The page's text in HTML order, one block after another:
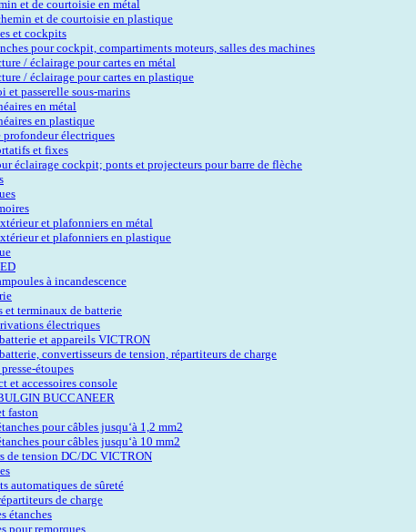
et de courtoisie en métal
et de courtoisie en plastique
et cockpits
pour cockpit, compartiments moteurs, salles des machines
/ éclairage pour cartes en métal
/ éclairage pour cartes en plastique
et passerelle sous-marins
en métal
en plastique
profondeur électriques
et fixes
éclairage cockpit; ponts et projecteurs pour barre de flèche
et plafonniers en métal
et plafonniers en plastique
à incandescence
et terminaux de batterie
électriques
et appareils VICTRON
convertisseurs de tension, répartiteurs de charge
étoupes
et accessoires console
BUCCANEER
faston
pour câbles jusqu‘à 1,2 mm2
pour câbles jusqu‘à 10 mm2
de tension DC/DC VICTRON
automatiques de sûreté
de charge
étanches
pour remorques